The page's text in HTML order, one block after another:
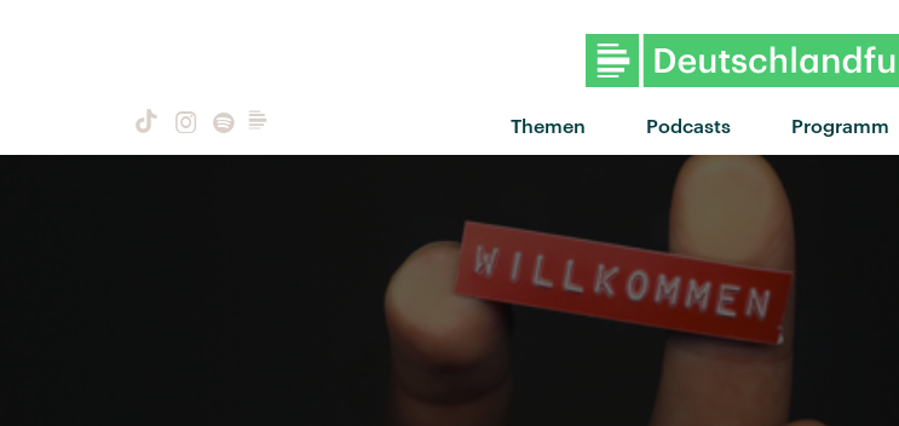
Themen Podcasts Programm